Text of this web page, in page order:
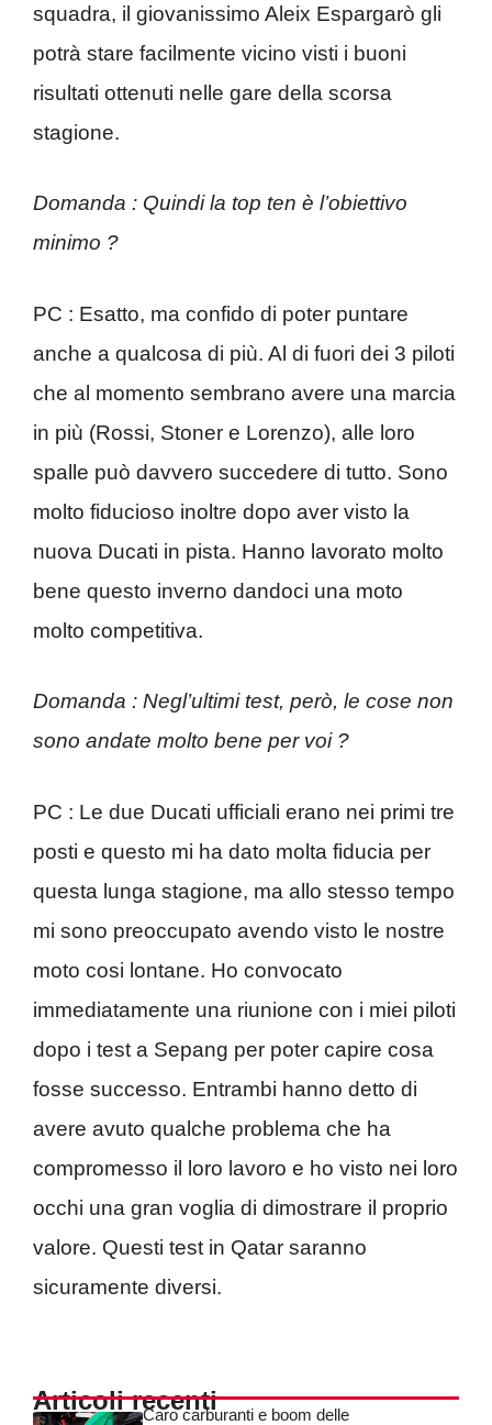
squadra, il giovanissimo Aleix Espargarò gli
potrà stare facilmente vicino visti i buoni
risultati ottenuti nelle gare della scorsa
stagione.
Domanda : Quindi la top ten è l’obiettivo
minimo ?
PC : Esatto, ma confido di poter puntare
anche a qualcosa di più. Al di fuori dei 3 piloti
che al momento sembrano avere una marcia
in più (Rossi, Stoner e Lorenzo), alle loro
spalle può davvero succedere di tutto. Sono
molto fiducioso inoltre dopo aver visto la
nuova Ducati in pista. Hanno lavorato molto
bene questo inverno dandoci una moto
molto competitiva.
Domanda : Negl’ultimi test, però, le cose non
sono andate molto bene per voi ?
PC : Le due Ducati ufficiali erano nei primi tre
posti e questo mi ha dato molta fiducia per
questa lunga stagione, ma allo stesso tempo
mi sono preoccupato avendo visto le nostre
moto cosi lontane. Ho convocato
immediatamente una riunione con i miei piloti
dopo i test a Sepang per poter capire cosa
fosse successo. Entrambi hanno detto di
avere avuto qualche problema che ha
compromesso il loro lavoro e ho visto nei loro
occhi una gran voglia di dimostrare il proprio
valore. Questi test in Qatar saranno
sicuramente diversi.
Articoli recentiCaro carburanti e boom delle